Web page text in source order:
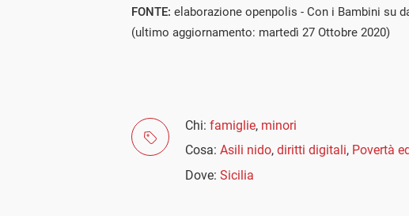
FONTE: elaborazione openpolis - Con i Bambini su
(ultimo aggiornamento: martedì 27 Ottobre 2020)
Chi: famiglie, minori
Cosa: Asili nido, diritti digitali, Povertà
Dove: Sicilia